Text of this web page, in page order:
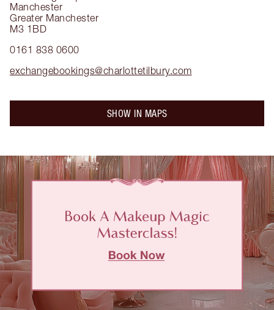
Manchester
Greater Manchester
M3 1BD
0161 838 0600
exchangebookings@charlottetilbury.com
SHOW IN MAPS